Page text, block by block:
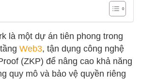
là một dự án tiên phong trong
Web3, tận dụng công nghệ
(ZKP) để nâng cao khả năng
quy mô và bảo vệ quyền riêng